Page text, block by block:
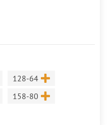
Размер
128-64
Размер
158-80